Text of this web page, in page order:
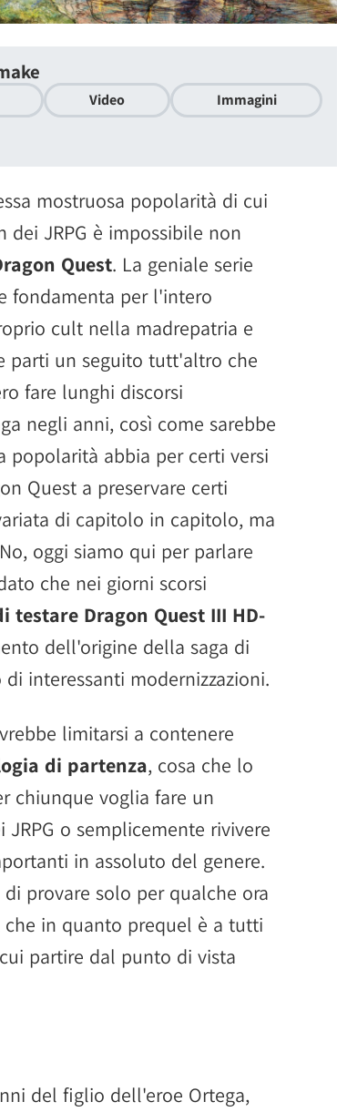
Video Immagini
mostruosa popolarità di cui
dei JRPG è impossibile non
Quest. La geniale serie
fondamenta per l'intero
cult nella madrepatria e
parti un seguito tutt'altro che
fare lunghi discorsi
negli anni, così come sarebbe
popolarità abbia per certi versi
Quest a preservare certi
di capitolo in capitolo, ma
oggi siamo qui per parlare
che nei giorni scorsi
Dragon Quest III HD-
dell'origine della saga di
interessanti modernizzazioni.
limitarsi a contenere
di partenza, cosa che lo
chiunque voglia fare un
o semplicemente rivivere
in assoluto del genere.
provare solo per qualche ora
in quanto prequel è a tutti
partire dal punto di vista
del figlio dell'eroe Ortega,